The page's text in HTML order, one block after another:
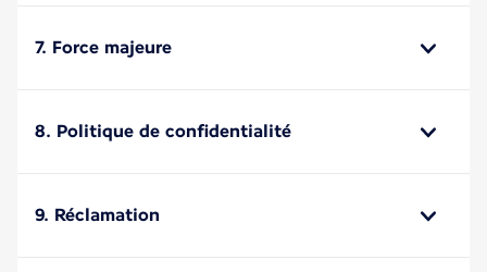
7. Force majeure
8. Politique de confidentialité
9. Réclamation